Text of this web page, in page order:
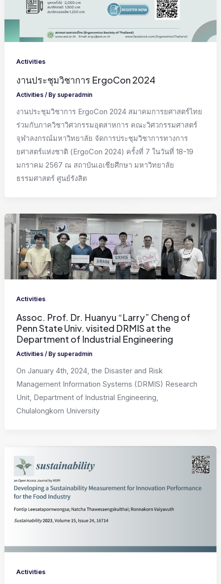
Activities
งานประชุมวิชาการ ErgoCon 2024
Activities / By superadmin
งานประชุมวิชาการ ErgoCon 2024 สมาคมการยศาสตร์ไทย
ร่วมกับภาควิชาวิศวกรรมอุตสาหการ คณะวิศวกรรมศาสตร์
จุฬาลงกรณ์มหาวิทยาลัย จัดการประชุมวิชาการทางการ
ยศาสตร์แห่งชาติ (ErgoCon 2024) ครั้งที่ 7 ในวันที่ 18-19
มกราคม 2567 ณ สถาบันเอเชียศึกษา มหาวิทยาลัย
ธรรมศาสตร์ ศูนย์รังสิต
Activities
Assoc. Prof. Dr. Huanyu “Larry” Cheng of
Penn State Univ. visited DRMIS at the
Department of Industrial Engineering
Activities / By superadmin
On January 4th, 2024, the Disaster and Risk
Management Information Systems (DRMIS) Research
Unit, Department of Industrial Engineering,
Chulalongkorn University
Activities